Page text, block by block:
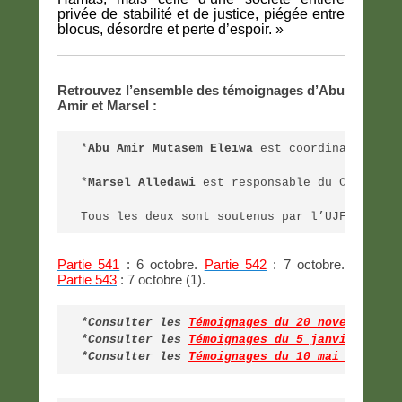
privée de stabilité et de justice, piégée entre
blocus, désordre et perte d’espoir. »
Retrouvez l’ensemble des témoignages d’Abu
Amir et Marsel :
*Abu Amir Mutasem Eleïwa est coordinateur
*Marsel Alledawi est responsable du Centre
Tous les deux sont soutenus par l’UJFP en
Partie 541 : 6 octobre. Partie 542 : 7 octobre.
Partie 543 : 7 octobre (1).
*Consulter les Témoignages du 20
*Consulter les Témoignages du 5 janvier au
*Consulter les
Témoignages du 10 mai au 5